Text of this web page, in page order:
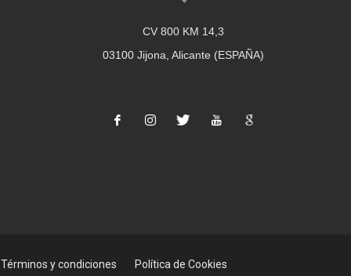
CV 800 KM 14,3
03100 Jijona, Alicante (ESPAÑA)
Términos y condiciones Política de Cookies